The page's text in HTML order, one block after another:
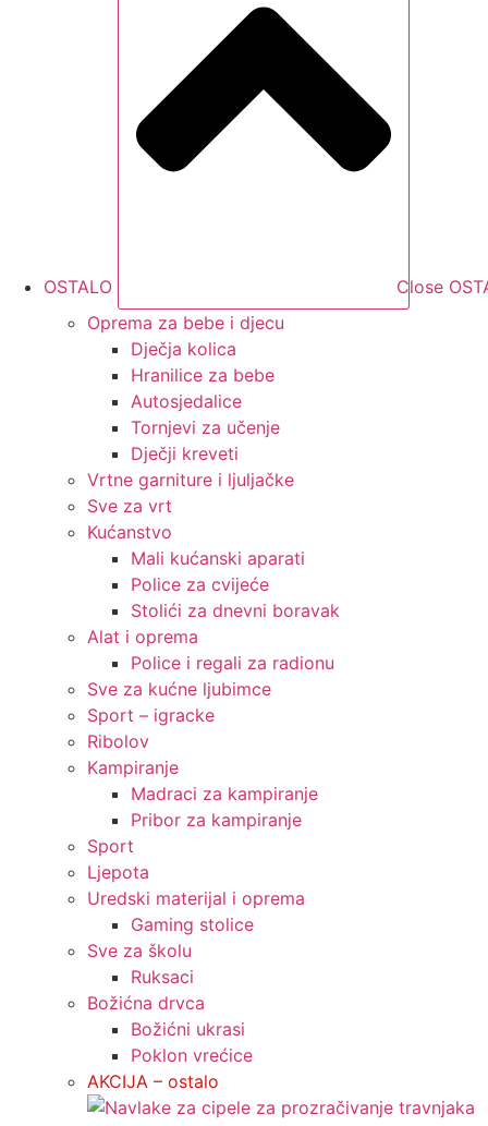
OSTALO
Close
Oprema za bebe i djecu
Dječja kolica
Hranilice za bebe
Autosjedalice
Tornjevi za učenje
Dječji kreveti
Vrtne garniture i ljuljačke
Sve za vrt
Kućanstvo
Mali kućanski aparati
Police za cvijeće
Stolići za dnevni boravak
Alat i oprema
Police i regali za radionu
Sve za kućne ljubimce
Sport – igracke
Ribolov
Kampiranje
Madraci za kampiranje
Pribor za kampiranje
Sport
Ljepota
Uredski materijal i oprema
Gaming stolice
Sve za školu
Ruksaci
Božićna drvca
Božićni ukrasi
Poklon vrećice
AKCIJA – ostalo